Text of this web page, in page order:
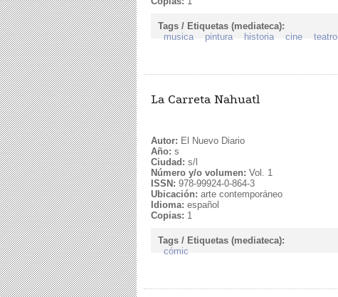
Tags / Etiquetas (mediateca):
musica
pintura historia cine teatro
La Carreta Nahuatl
Autor: El Nuevo Diario
Año: s
Ciudad: s/l
Número y/o volumen: Vol. 1
ISSN: 978-99924-0-864-3
Ubicación: arte contemporáneo
Idioma: español
Copias: 1
Tags / Etiquetas (mediateca):
cómic